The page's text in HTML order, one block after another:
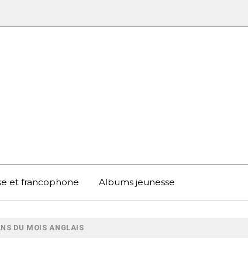
et francophone Albums jeunesse
DU MOIS ANGLAIS